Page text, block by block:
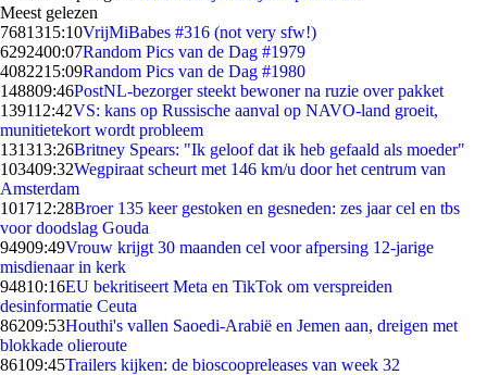
Meest gelezen
7681315:10VrijMiBabes #316 (not very sfw!)
6292400:07Random Pics van de Dag #1979
4082215:09Random Pics van de Dag #1980
148809:46PostNL-bezorger steekt bewoner na ruzie over pakket
139112:42VS: kans op Russische aanval op NAVO-land groeit,
munitietekort wordt probleem
131313:26Britney Spears: "Ik geloof dat ik heb gefaald als moeder"
103409:32Wegpiraat scheurt met 146 km/u door het centrum van
Amsterdam
101712:28Broer 135 keer gestoken en gesneden: zes jaar cel en tbs
voor doodslag Gouda
94909:49Vrouw krijgt 30 maanden cel voor afpersing 12-jarige
misdienaar in kerk
94810:16EU bekritiseert Meta en TikTok om verspreiden
desinformatie Ceuta
86209:53Houthi's vallen Saoedi-Arabië en Jemen aan, dreigen met
blokkade olieroute
86109:45Trailers kijken: de bioscoopreleases van week 32